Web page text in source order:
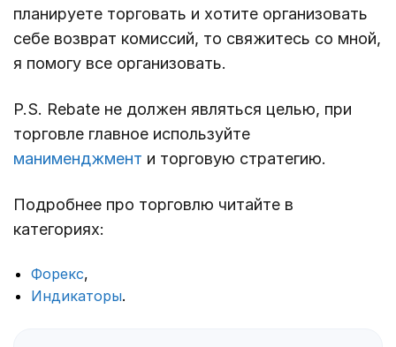
планируете торговать и хотите организовать
себе возврат комиссий, то свяжитесь со мной,
я помогу все организовать.
P.S. Rebate не должен являться целью, при
торговле главное используйте
манименджмент и торговую стратегию.
Подробнее про торговлю читайте в
категориях:
Форекс,
Индикаторы.